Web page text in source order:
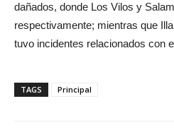
dañados, donde Los Vilos y
respectivamente; mientras que
tuvo incidentes relacionados con
TAGS Principal